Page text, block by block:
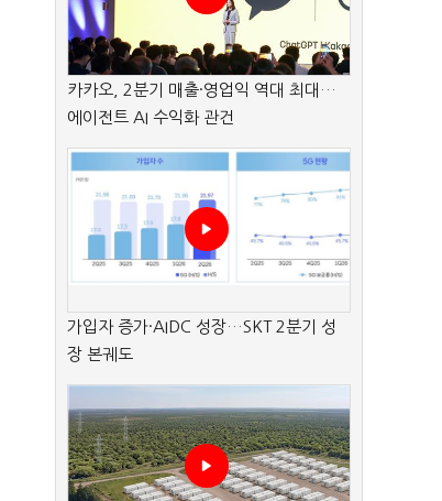
카카오, 2분기 매출·영업익 역대 최대…
에이전트 AI 수익화 관건
가입자 증가·AIDC 성장…SKT 2분기 성
장 본궤도